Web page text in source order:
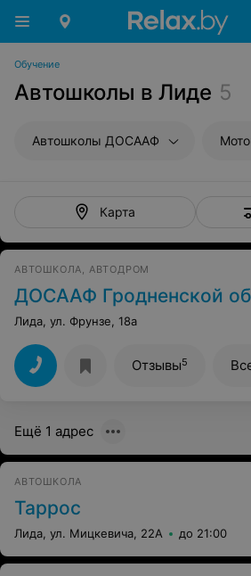
Обучение
Автошколы в Лиде 5
Автошколы ДОСААФ
Карта
АВТОШКОЛА, АВТОДРОМ
ДОСААФ Гродненской
Лида, ул. Фрунзе, 18а
Отзывы5
Ещё 1 адрес
АВТОШКОЛА
Таррос
Лида, ул. Мицкевича, 22А до 21:00